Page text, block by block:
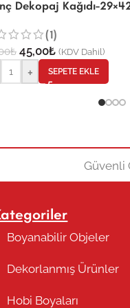
Dekopaj Kağıdı-
(1)
₺ 45,00₺ (KDV Dahil)
+ SEPETE EKLE
Boyanabilir Objeler
Dekorlanmış Ürünler
Hobi Boyaları